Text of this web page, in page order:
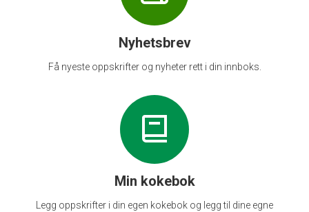
Nyhetsbrev
Få nyeste oppskrifter og nyheter rett i din innboks.
Min kokebok
Legg oppskrifter i din egen kokebok og legg til dine egne